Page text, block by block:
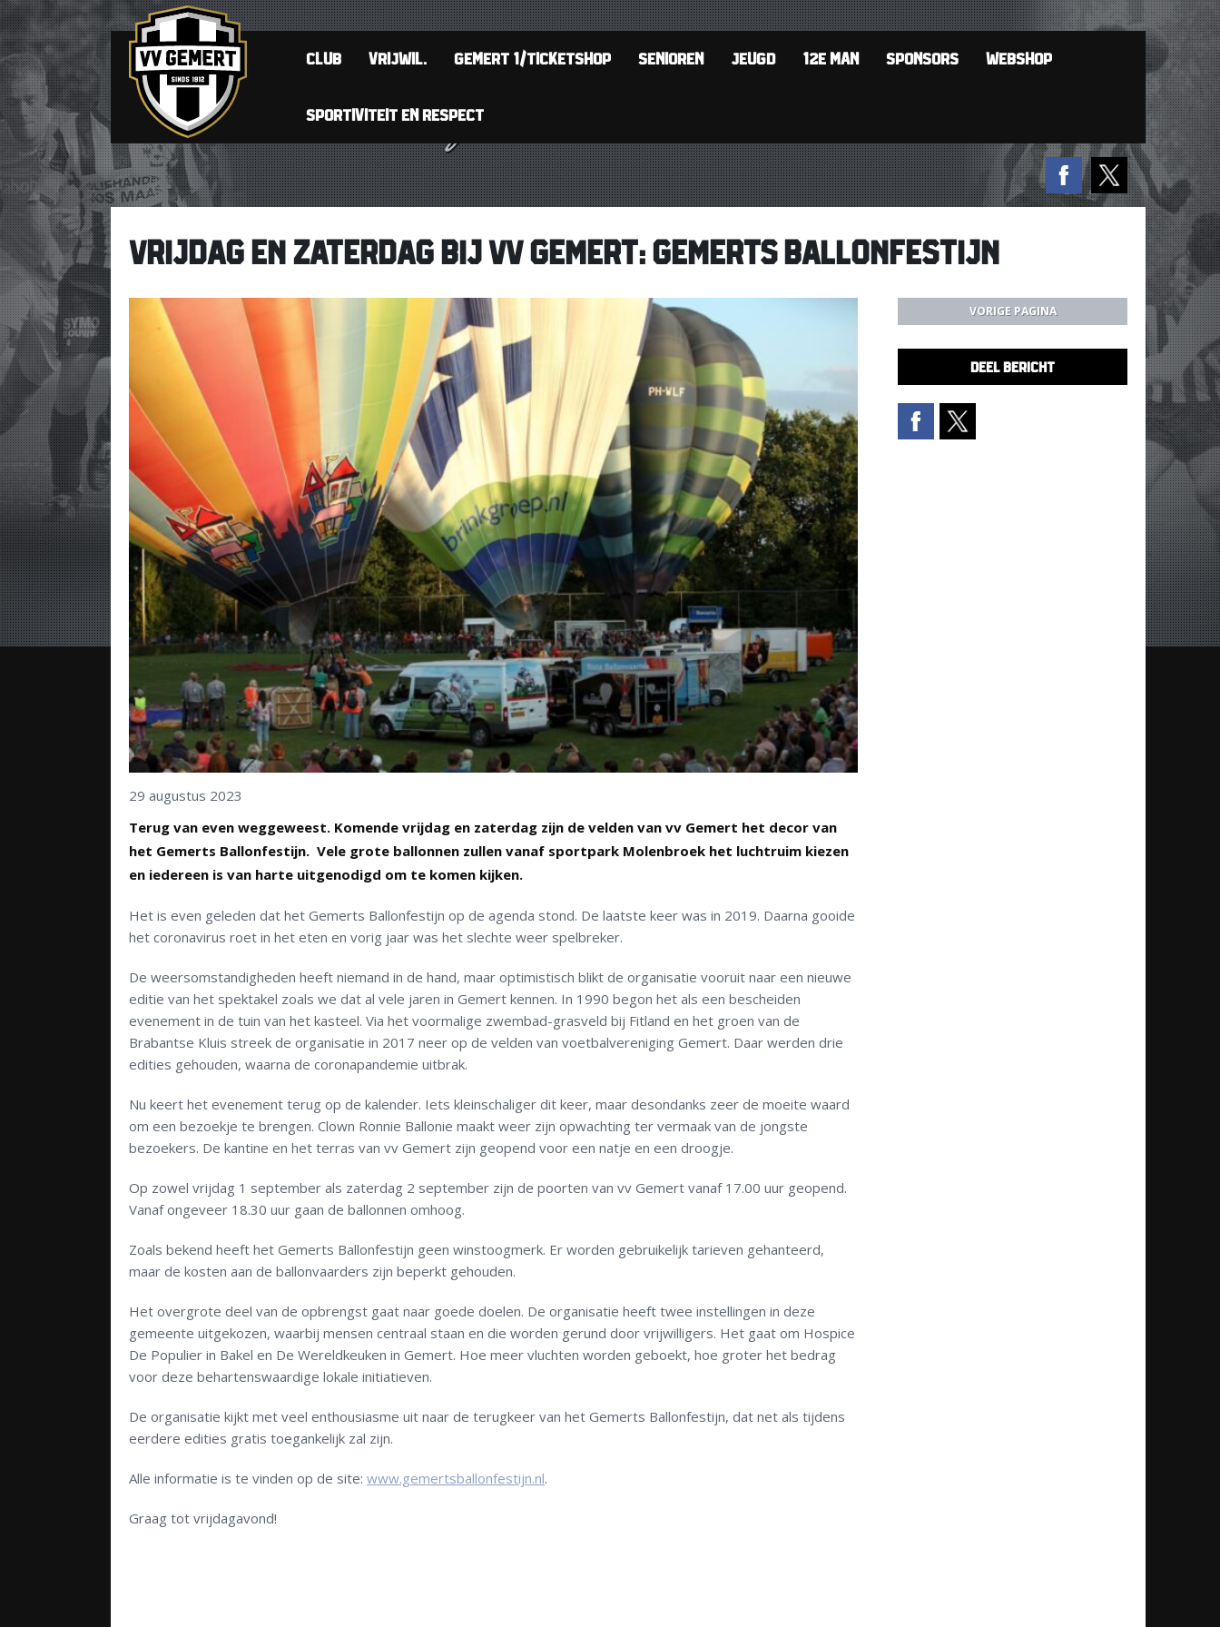
CLUB VRIJWIL. GEMERT 1/TICKETSHOP SENIOREN JEUGD 12E MAN SPONSORS WEBSHOP
SPORTIVITEIT EN RESPECT
VRIJDAG EN ZATERDAG BIJ VV GEMERT: GEMERTS BALLONFESTIJN
29 augustus 2023
Terug van even weggeweest. Komende vrijdag en zaterdag zijn de velden van vv Gemert het decor van
het Gemerts Ballonfestijn. Vele grote ballonnen zullen vanaf sportpark Molenbroek het luchtruim kiezen
en iedereen is van harte uitgenodigd om te komen kijken.
Het is even geleden dat het Gemerts Ballonfestijn op de agenda stond. De laatste keer was in 2019. Daarna gooide
het coronavirus roet in het eten en vorig jaar was het slechte weer spelbreker.
De weersomstandigheden heeft niemand in de hand, maar optimistisch blikt de organisatie vooruit naar een nieuwe
editie van het spektakel zoals we dat al vele jaren in Gemert kennen. In 1990 begon het als een bescheiden
evenement in de tuin van het kasteel. Via het voormalige zwembad-grasveld bij Fitland en het groen van de
Brabantse Kluis streek de organisatie in 2017 neer op de velden van voetbalvereniging Gemert. Daar werden drie
edities gehouden, waarna de coronapandemie uitbrak.
Nu keert het evenement terug op de kalender. Iets kleinschaliger dit keer, maar desondanks zeer de moeite waard
om een bezoekje te brengen. Clown Ronnie Ballonie maakt weer zijn opwachting ter vermaak van de jongste
bezoekers. De kantine en het terras van vv Gemert zijn geopend voor een natje en een droogje.
Op zowel vrijdag 1 september als zaterdag 2 september zijn de poorten van vv Gemert vanaf 17.00 uur geopend.
Vanaf ongeveer 18.30 uur gaan de ballonnen omhoog.
Zoals bekend heeft het Gemerts Ballonfestijn geen winstoogmerk. Er worden gebruikelijk tarieven gehanteerd,
maar de kosten aan de ballonvaarders zijn beperkt gehouden.
Het overgrote deel van de opbrengst gaat naar goede doelen. De organisatie heeft twee instellingen in deze
gemeente uitgekozen, waarbij mensen centraal staan en die worden gerund door vrijwilligers. Het gaat om Hospice
De Populier in Bakel en De Wereldkeuken in Gemert. Hoe meer vluchten worden geboekt, hoe groter het bedrag
voor deze behartenswaardige lokale initiatieven.
De organisatie kijkt met veel enthousiasme uit naar de terugkeer van het Gemerts Ballonfestijn, dat net als tijdens
eerdere edities gratis toegankelijk zal zijn.
Alle informatie is te vinden op de site: www.gemertsballonfestijn.nl.
Graag tot vrijdagavond!
VORIGE PAGINA
DEEL BERICHT